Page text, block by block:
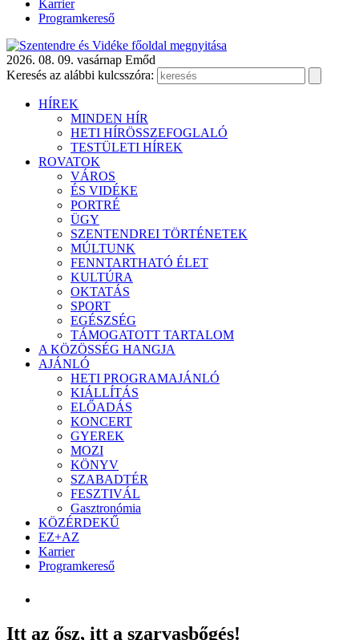
Karrier
Programkereső
2026. 08. 09. vasárnap Emőd
Keresés az alábbi kulcsszóra:
HÍREK
MINDEN HÍR
HETI HÍRÖSSZEFOGLALÓ
TESTÜLETI HÍREK
ROVATOK
VÁROS
ÉS VIDÉKE
PORTRÉ
ÜGY
SZENTENDREI TÖRTÉNETEK
MÚLTUNK
FENNTARTHATÓ ÉLET
KULTÚRA
OKTATÁS
SPORT
EGÉSZSÉG
TÁMOGATOTT TARTALOM
A KÖZÖSSÉG HANGJA
AJÁNLÓ
HETI PROGRAMAJÁNLÓ
KIÁLLÍTÁS
ELŐADÁS
KONCERT
GYEREK
MOZI
KÖNYV
SZABADTÉR
FESZTIVÁL
Gasztronómia
KÖZÉRDEKŰ
EZ+AZ
Karrier
Programkereső
Itt az ősz, itt a szarvasbőgés!